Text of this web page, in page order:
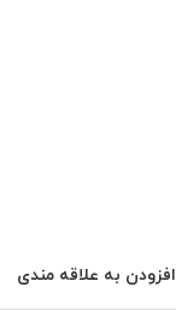
افزودن به علاقه مندی